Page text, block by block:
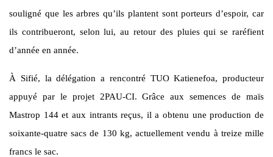
souligné que les arbres qu’ils plantent sont porteurs d’espoir, car
ils contribueront, selon lui, au retour des pluies qui se raréfient
d’année en année.
À Sifié, la délégation a rencontré TUO Katienefoa, producteur
appuyé par le projet 2PAU-CI. Grâce aux semences de maïs
Mastrop 144 et aux intrants reçus, il a obtenu une production de
soixante-quatre sacs de 130 kg, actuellement vendu à treize mille
francs le sac.